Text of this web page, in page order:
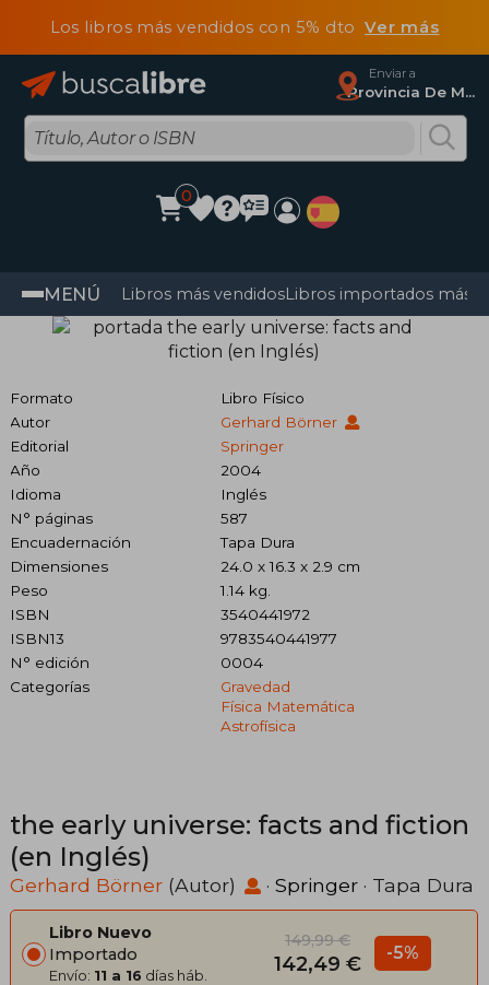
Los libros más vendidos con 5% dtoVer más
Enviar a
Provincia De Madrid
0
MENÚ Libros más vendidosLibros importados más
Formato
Libro Físico
Autor
Gerhard Börner
Editorial
Springer
Año
2004
Idioma
Inglés
N° páginas
587
Encuadernación
Tapa Dura
Dimensiones
24.0 x 16.3 x 2.9 cm
Peso
1.14 kg.
ISBN
3540441972
ISBN13
9783540441977
N° edición
0004
Categorías
Gravedad
Física Matemática
Astrofísica
the early universe: facts and fiction
(en Inglés)
Gerhard Börner (Autor) · Springer · Tapa Dura
Libro Nuevo
Importado
Envío: 11 a 16 días háb.
149,99 €
142,49 € -5%